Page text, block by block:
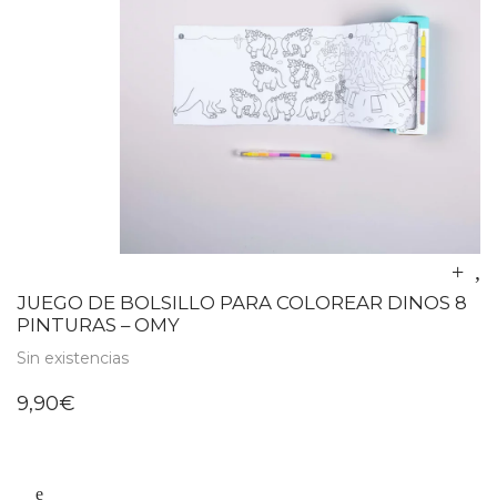
JUEGO DE BOLSILLO PARA COLOREAR DINOS 8
PINTURAS – OMY
Sin existencias
9,90€